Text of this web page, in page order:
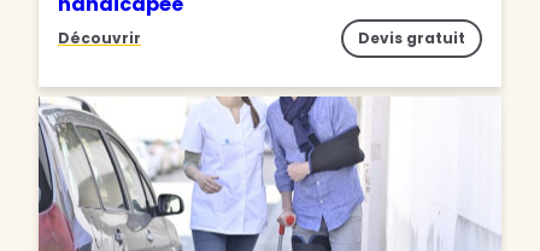
Découvrir Devis gratuit